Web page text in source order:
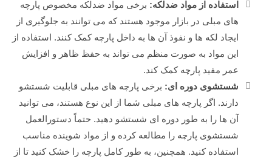
استفاده از مواد ضدلکه: برخی مواد ضدلکه مخصوص پارچه
های مبلی در بازار موجود هستند که می توانند به جلوگیری از
ایجاد لکه ها و نفوذ آن ها به داخل پارچه کمک کنند. استفاده از
این مواد به صورت منظم می تواند به حفظ ظاهر و افزایش
عمر مفید پارچه کمک کند.
شستشوی دوره ای: برخی پارچه های مبلی قابلیت شستشو
دارند. اگر پارچه های مبلی شما از این نوع هستند، می توانید
آن ها را به طور دوره ای شستشو دهید. حتماً دستورالعمل
شستشوی پارچه را مطالعه کرده و از مواد شوینده مناسب
استفاده کنید. همچنین، به طور کامل پارچه را خشک کنید تا از